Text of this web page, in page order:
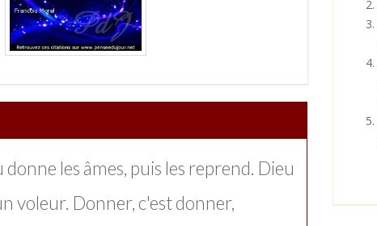
donne les âmes, puis les reprend. Dieu
voleur. Donner, c'est donner,